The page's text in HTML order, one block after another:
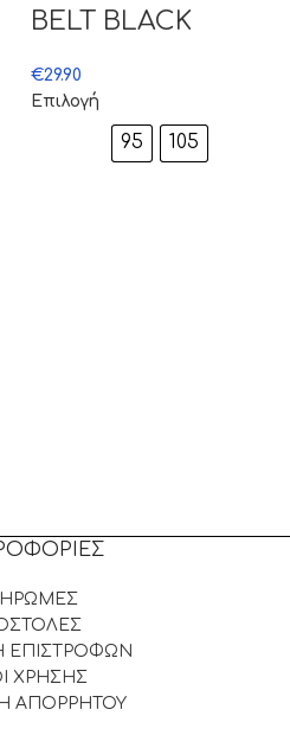
BELT BLACK
€29.90
Επιλογή
95 105
ΕΠΙΣΤΡΟΦΩΝ
ΧΡΗΣΗΣ
ΑΠΟΡΡΗΤΟΥ